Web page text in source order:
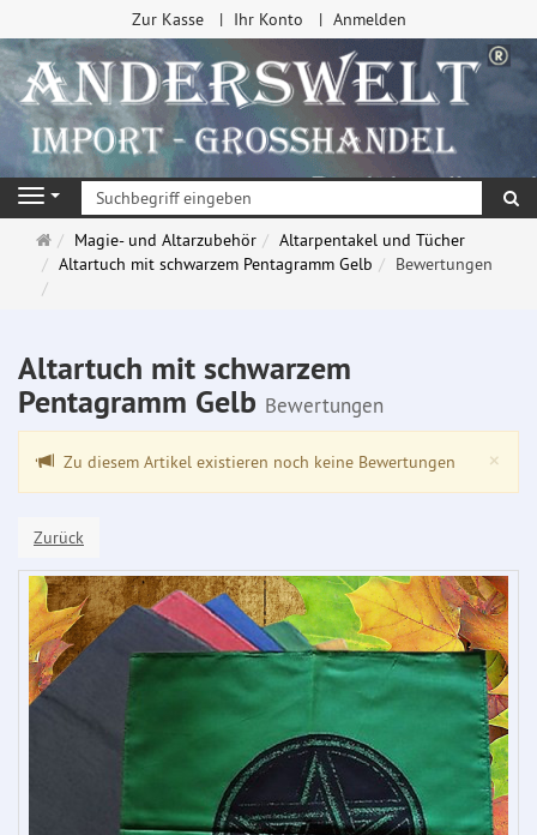
Zur Kasse Ihr Konto Anmelden
Navigation
Startseite
Magie- und Altarzubehör
Altarpentakel und Tücher
Altartuch mit schwarzem Pentagramm Gelb
Bewertungen
Altartuch mit schwarzem
Pentagramm Gelb Bewertungen
×
Zu diesem Artikel existieren noch keine Bewertungen
Zurück